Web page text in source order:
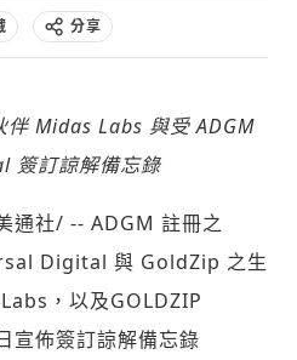
社會
人文
分享
伴 Midas Labs 與受 ADGM
簽訂諒解備忘錄
通社/ -- ADGM 註冊之
Digital 與 GoldZip 之生
， 以及GOLDZIP
宣佈簽訂諒解備忘錄